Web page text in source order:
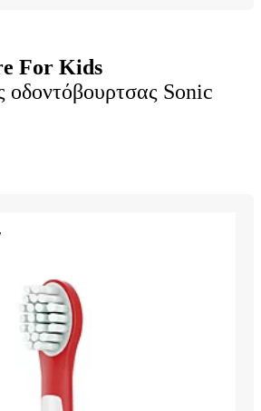
For Kids
οδοντόβουρτσας Sonic